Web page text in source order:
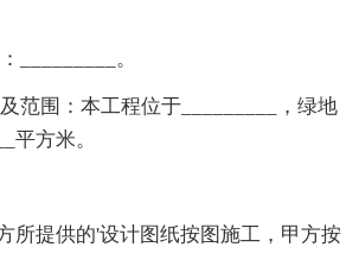
_________。
范围：本工程位于_________，绿地
平方米。
所提供的'设计图纸按图施工，甲方按